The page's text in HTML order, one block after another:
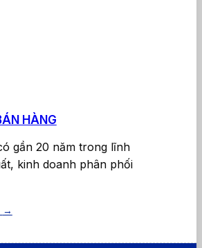
HÀNG
gần 20 năm trong lĩnh
kinh doanh phân phối
→